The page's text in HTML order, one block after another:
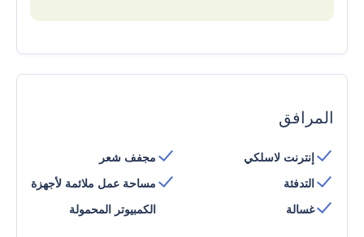
المرافق
إنترنت لاسلكي
التدفئة
غسالة
مجفف شعر
مساحة عمل ملائمة لأجهزة
الكمبيوتر المحمولة